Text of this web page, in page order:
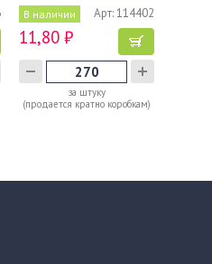
без…
В наличии Арт: 114402
11,80 ₽
за штуку
(продается кратно коробкам)